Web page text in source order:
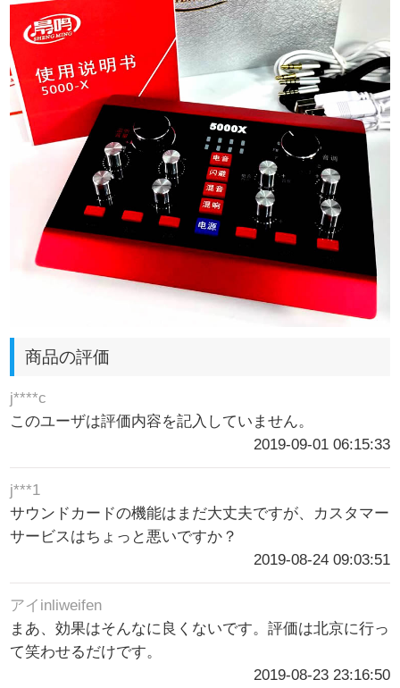
商品の評価
j****c
このユーザは評価内容を記入していません。
2019-09-01 06:15:33
j***1
サウンドカードの機能はまだ大丈夫ですが、カスタマー
サービスはちょっと悪いですか？
2019-08-24 09:03:51
アイinliweifen
まあ、効果はそんなに良くないです。評価は北京に行っ
て笑わせるだけです。
2019-08-23 23:16:50